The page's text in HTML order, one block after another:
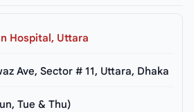
Hospital, Uttara
Ave, Sector # 11, Uttara, Dhaka
Tue & Thu)